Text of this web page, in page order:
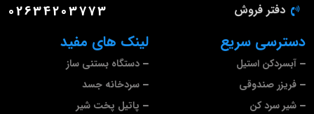
لینک های مفید
دستگاه بستنی ساز
سردخانه جسد
پاتیل پخت شیر
دسترسی سریع
آبسردکن استیل
فریزر صندوقی
شیر سرد کن
دفتر فروش 02634203773